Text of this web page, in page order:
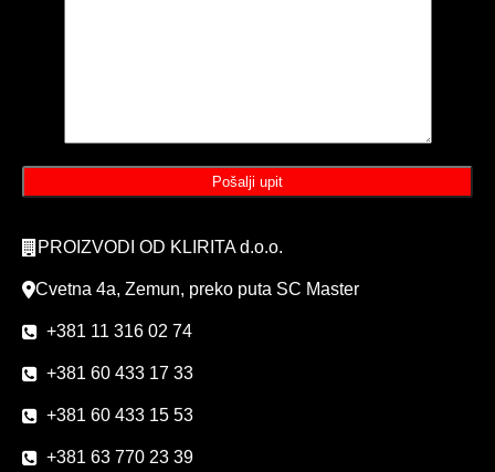
PROIZVODI OD KLIRITA d.o.o.
Cvetna 4a, Zemun, preko puta SC Master
+381 11 316 02 74
+381 60 433 17 33
+381 60 433 15 53
+381 63 770 23 39